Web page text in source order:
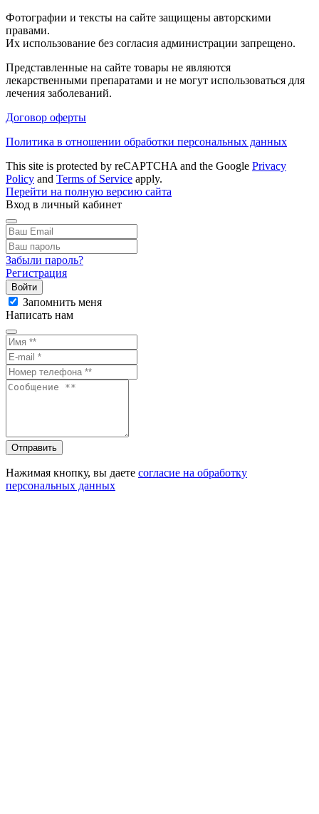
Фотографии и тексты на сайте защищены авторскими
правами.
Их использование без согласия администрации запрещено.
Представленные на сайте товары не являются
лекарственными препаратами и не могут использоваться для
лечения заболеваний.
Договор оферты
Политика в отношении обработки персональных данных
This site is protected by reCAPTCHA and the Google Privacy
Policy and Terms of Service apply.
Перейти на полную версию сайта
Вход в личный кабинет
Забыли пароль?
Регистрация
Войти
Запомнить меня
Написать нам
Отправить
Нажимая кнопку, вы даете согласие на обработку
персональных данных